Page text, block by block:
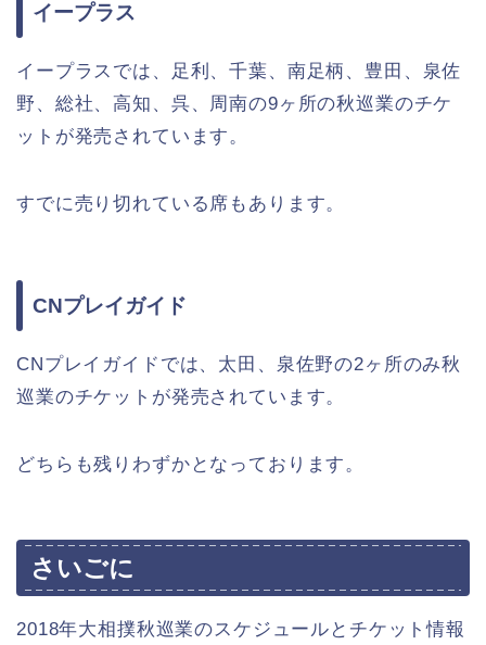
イープラス
イープラスでは、足利、千葉、南足柄、豊田、泉佐
野、総社、高知、呉、周南の9ヶ所の秋巡業のチケ
ットが発売されています。
すでに売り切れている席もあります。
CNプレイガイド
CNプレイガイドでは、太田、泉佐野の2ヶ所のみ秋
巡業のチケットが発売されています。
どちらも残りわずかとなっております。
さいごに
2018年大相撲秋巡業のスケジュールとチケット情報